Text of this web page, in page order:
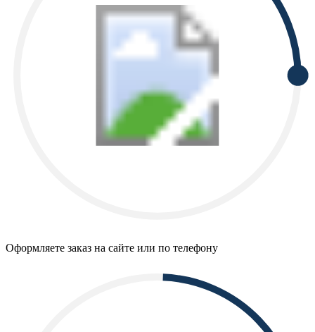
Оформляете заказ на сайте или по телефону